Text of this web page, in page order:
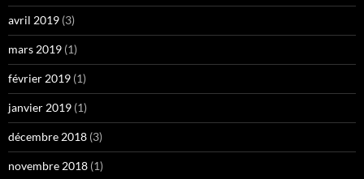
avril 2019 (3)
mars 2019 (1)
février 2019 (1)
janvier 2019 (1)
décembre 2018 (3)
novembre 2018 (1)